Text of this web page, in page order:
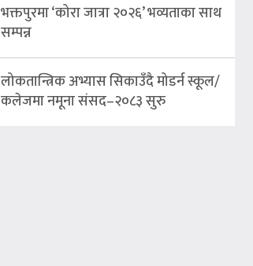
भक्तपुरमा ‘कोरा जात्रा २०२६’ भव्यताका साथ
सम्पन्न
लोकतान्त्रिक अभ्यास सिकाउँदै मोडर्न स्कूल/
कलेजमा नमूना संसद–२०८३ सुरु